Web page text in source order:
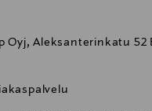
Aleksanterinkatu 52